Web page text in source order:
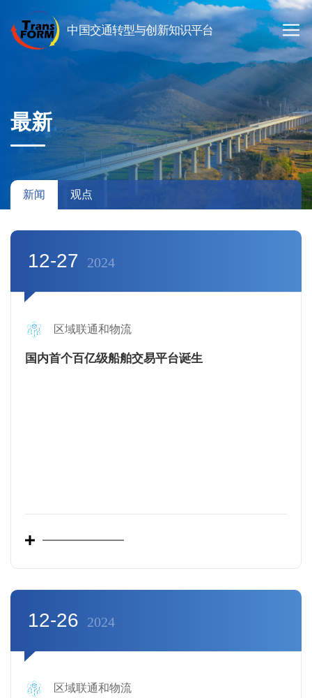
最新
新闻 观点
12-27 2024
区域联通和物流
国内首个百亿级船舶交易平台诞生
12-26 2024
区域联通和物流